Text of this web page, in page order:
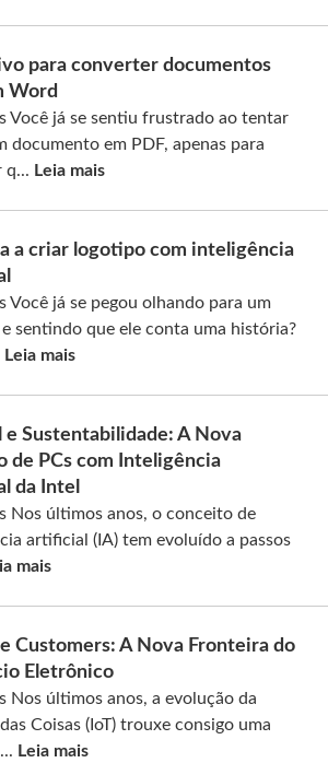
para converter documentos
Word
Você já se sentiu frustrado ao tentar
documento em PDF, apenas para
q... Leia mais
a criar logotipo com inteligência
Você já se pegou olhando para um
sentindo que ele conta uma história?
Leia mais
e Sustentabilidade: A Nova
de PCs com Inteligência
da Intel
Nos últimos anos, o conceito de
artificial (IA) tem evoluído a passos
mais
Customers: A Nova Fronteira do
Eletrônico
Nos últimos anos, a evolução da
Coisas (IoT) trouxe consigo uma
Leia mais